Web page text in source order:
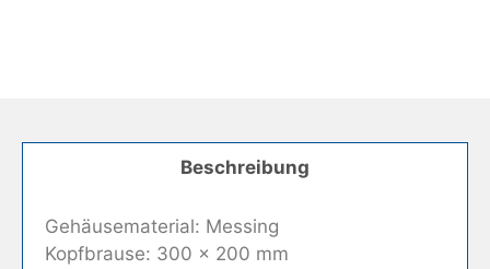
Beschreibung
Gehäusematerial: Messing
Kopfbrause: 300 x 200 mm